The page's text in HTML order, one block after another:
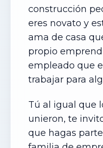
construcción
eres novato y
ama de casa
propio
empleado que
trabajar para
Tú al igual que
unieron, te
que hagas